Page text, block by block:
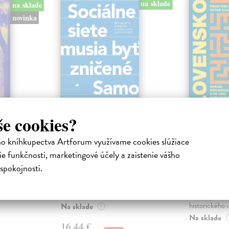
cookies?
kníhkupectva Artforum využívame cookies slúžiace
funkčnosti, marketingové účely a zaistenie vášho
na sklade
novinka
o
nejisté
na sklade
Sociálne siete musia
byť zničené
Marec Samo | Kniha
Sociálne siete nám ubližujú ako
Na sklade ?
16,44 €
sme.
historického
Na sklade